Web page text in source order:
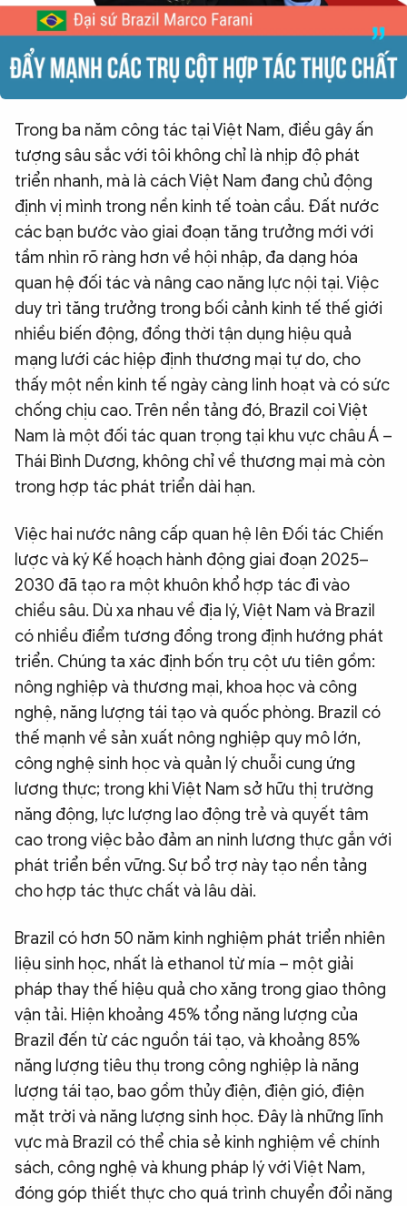
Trong ba năm công tác tại Việt Nam, điều gây ấn
tượng sâu sắc với tôi không chỉ là nhịp độ phát
triển nhanh, mà là cách Việt Nam đang chủ động
định vị mình trong nền kinh tế toàn cầu. Đất nước
các bạn bước vào giai đoạn tăng trưởng mới với
tầm nhìn rõ ràng hơn về hội nhập, đa dạng hóa
quan hệ đối tác và nâng cao năng lực nội tại. Việc
duy trì tăng trưởng trong bối cảnh kinh tế thế giới
nhiều biến động, đồng thời tận dụng hiệu quả
mạng lưới các hiệp định thương mại tự do, cho
thấy một nền kinh tế ngày càng linh hoạt và có sức
chống chịu cao. Trên nền tảng đó, Brazil coi Việt
Nam là một đối tác quan trọng tại khu vực châu Á –
Thái Bình Dương, không chỉ về thương mại mà còn
trong hợp tác phát triển dài hạn.
Việc hai nước nâng cấp quan hệ lên Đối tác Chiến
lược và ký Kế hoạch hành động giai đoạn 2025–
2030 đã tạo ra một khuôn khổ hợp tác đi vào
chiều sâu. Dù xa nhau về địa lý, Việt Nam và Brazil
có nhiều điểm tương đồng trong định hướng phát
triển. Chúng ta xác định bốn trụ cột ưu tiên gồm:
nông nghiệp và thương mại, khoa học và công
nghệ, năng lượng tái tạo và quốc phòng. Brazil có
thế mạnh về sản xuất nông nghiệp quy mô lớn,
công nghệ sinh học và quản lý chuỗi cung ứng
lương thực; trong khi Việt Nam sở hữu thị trường
năng động, lực lượng lao động trẻ và quyết tâm
cao trong việc bảo đảm an ninh lương thực gắn với
phát triển bền vững. Sự bổ trợ này tạo nền tảng
cho hợp tác thực chất và lâu dài.
Brazil có hơn 50 năm kinh nghiệm phát triển nhiên
liệu sinh học, nhất là ethanol từ mía – một giải
pháp thay thế hiệu quả cho xăng trong giao thông
vận tải. Hiện khoảng 45% tổng năng lượng của
Brazil đến từ các nguồn tái tạo, và khoảng 85%
năng lượng tiêu thụ trong công nghiệp là năng
lượng tái tạo, bao gồm thủy điện, điện gió, điện
mặt trời và năng lượng sinh học. Đây là những lĩnh
vực mà Brazil có thể chia sẻ kinh nghiệm về chính
sách, công nghệ và khung pháp lý với Việt Nam,
đóng góp thiết thực cho quá trình chuyển đổi năng